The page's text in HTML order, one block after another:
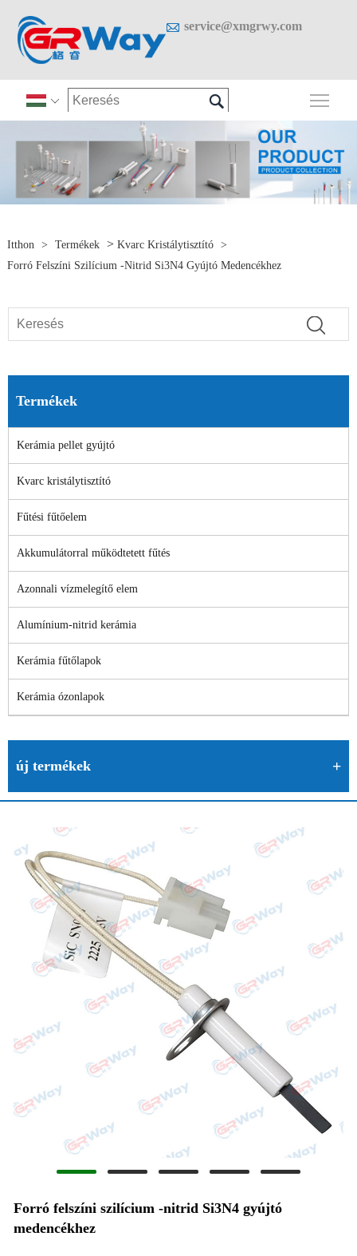
 service@xmgrwy.com
 
Itthon > Termékek > Kvarc Kristálytisztító
>
Forró Felszíni Szilícium -nitrid Si3N4 Gyújtó Medencékhez
Termékek
Kerámia pellet gyújtó
Kvarc kristálytisztító
Fűtési fűtőelem
Akkumulátorral működtetett fűtés
Azonnali vízmelegítő elem
Alumínium-nitrid kerámia
Kerámia fűtőlapok
Kerámia ózonlapok
új termékek
Forró felszíni szilícium -nitrid Si3N4 gyújtó
medencékhez